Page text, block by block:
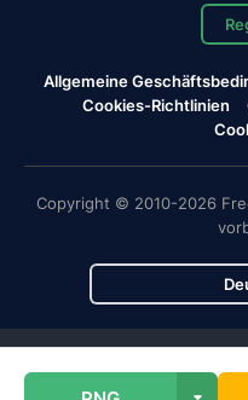
Allgemeine
Cookies-Richtlinien
Copyright © 2010-2026